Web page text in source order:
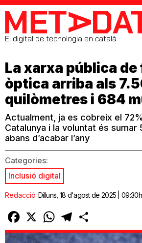
MetaData
El digital de tecnologia en català
La xarxa pública de
òptica arriba als
quilòmetres i 684
Actualment, ja es cobreix el
Catalunya i la voluntat és
abans d’acabar l’any
Categories:
Inclusió digital
Redacció Dilluns, 18 d'agost de 2025 | 09:30h
Facebook
X WhatsAppTelegram